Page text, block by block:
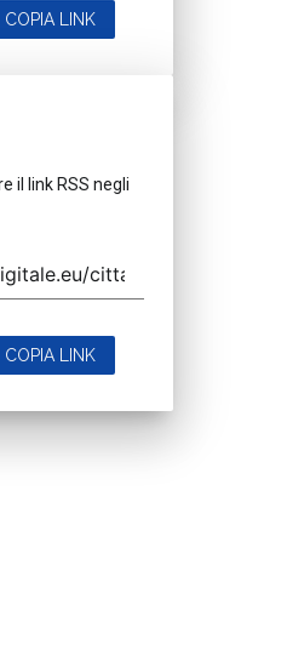
COPIA LINK
il link RSS negli
COPIA LINK